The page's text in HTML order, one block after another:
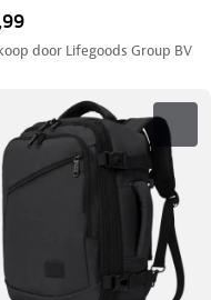
door Lifegoods Group BV